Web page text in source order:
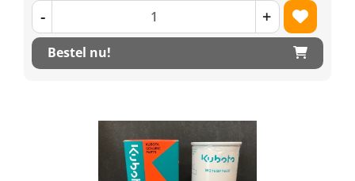
- +
Bestel nu!